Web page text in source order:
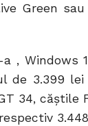
Green
, Windows
de 3.399
34, căștile